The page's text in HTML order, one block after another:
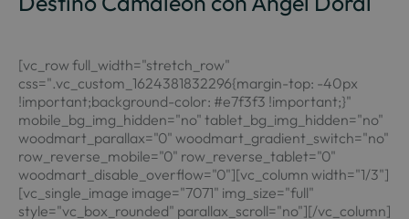
[vc_row full_width="stretch_row"
css=".vc_custom_1624381832296{margin-top: -40px
!important;background-color: #e7f3f3 !important;}"
mobile_bg_img_hidden="no" tablet_bg_img_hidden="no"
woodmart_parallax="0" woodmart_gradient_switch="no"
row_reverse_mobile="0" row_reverse_tablet="0"
woodmart_disable_overflow="0"][vc_column width="1/3"]
[vc_single_image image="7071" img_size="full"
style="vc_box_rounded" parallax_scroll="no"][/vc_column]